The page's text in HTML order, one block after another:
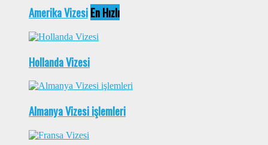
Amerika VizesiEn Hızlı
Hollanda Vizesi
Almanya Vizesi işlemleri